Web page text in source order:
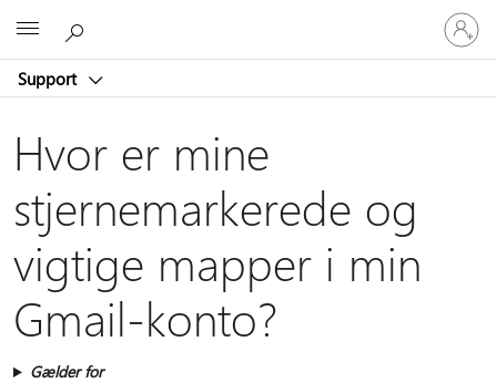
Support
Log
på
din
Hvor er mine
stjernemarkerede og
vigtige mapper i min
Gmail-konto?
Gælder for